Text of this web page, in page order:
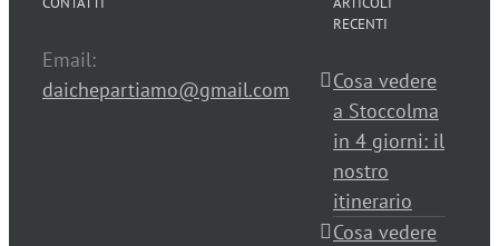
Email:
daichepartiamo@gmail.com
RECENTI
Cosa vedere
a Stoccolma
in 4 giorni: il
nostro
itinerario
Cosa vedere